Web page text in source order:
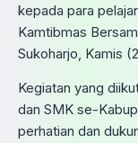
kepada para
Kamtibmas
Sukoharjo, Kamis
Kegiatan yang
dan SMK se-
perhatian dan